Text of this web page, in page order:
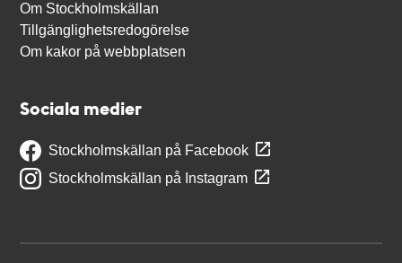
Om Stockholmskällan
Tillgänglighetsredogörelse
Om kakor på webbplatsen
Sociala medier
Stockholmskällan på Facebook
Stockholmskällan på Instagram